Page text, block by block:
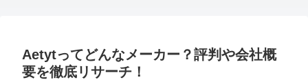
Aetytってどんなメーカー？評判や会社概
要を徹底リサーチ！